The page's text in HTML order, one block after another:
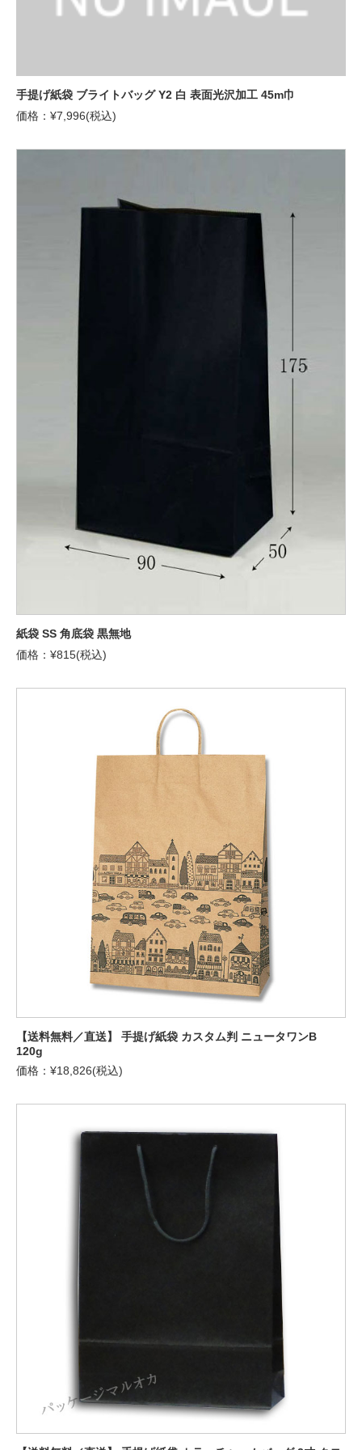
手提げ紙袋 ブライトバッグ Y2 白 表面光沢加工 45m巾
価格：¥7,996(税込)
紙袋 SS 角底袋 黒無地
価格：¥815(税込)
【送料無料／直送】 手提げ紙袋 カスタム判 ニュータワンB
120g
価格：¥18,826(税込)